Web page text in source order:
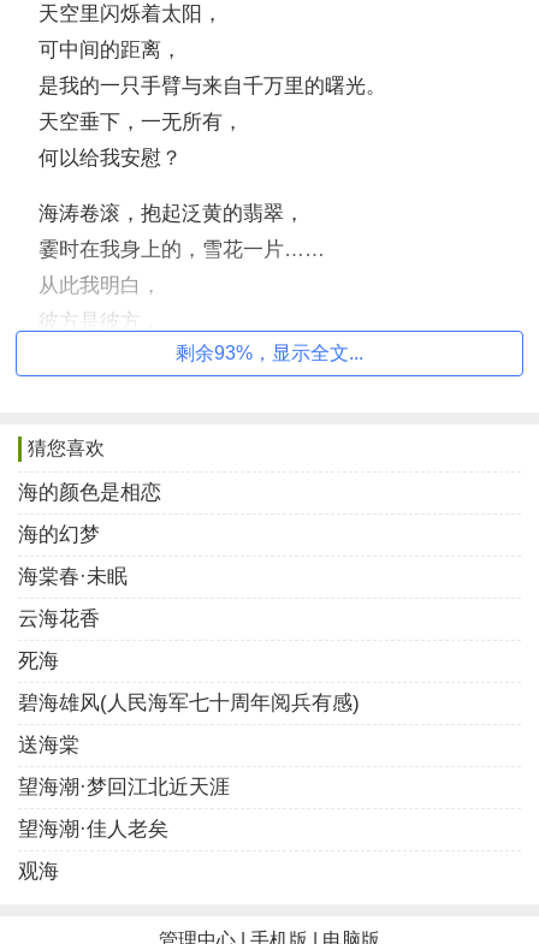
天空里闪烁着太阳，
可中间的距离，
是我的一只手臂与来自千万里的曙光。
天空垂下，一无所有，
何以给我安慰？
海涛卷滚，抱起泛黄的翡翠，
霎时在我身上的，雪花一片……
从此我明白，
彼方是彼方，
这里是海，那边是洋。(作者:沐景)
印象中你是天地间的水
辽阔般的盛放在蓝色里
不带一丝温柔
猛烈着吹着风
千头万绪般的寻找彼岸
海
你也总有情长的一刻
在云朵下放牧着海鸥
在日出时叫醒蓝色忧郁的睡眠
在孤帆远航时牵挂心上的人
剩余93%，显示全文...
猜您喜欢
海的颜色是相恋
海的幻梦
海棠春·未眠
云海花香
死海
碧海雄风(人民海军七十周年阅兵有感)
送海棠
望海潮·梦回江北近天涯
望海潮·佳人老矣
观海
管理中心 手机版 电脑版